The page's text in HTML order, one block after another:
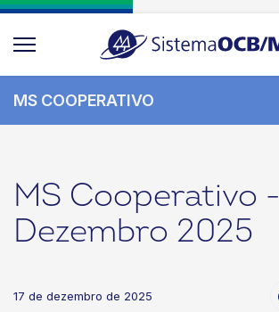
MS COOPERATIVO
MS Cooperativo -
Dezembro 2025
17 de dezembro de 2025